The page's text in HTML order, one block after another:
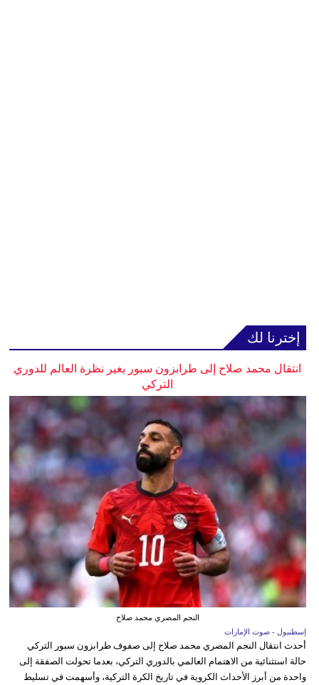
إخترنا لك
انتقال محمد صلاح إلى طرابزون سبور يغير نظرة العالم للدوري
التركي
النجم المصري محمد صلاح
إسطنبول - صوت الإمارات
أحدث انتقال النجم المصري محمد صلاح إلى صفوف طرابزون سبور التركي
حالة استثنائية من الاهتمام العالمي بالدوري التركي، بعدما تحولت الصفقة إلى
واحدة من أبرز الأحداث الكروية في تاريخ الكرة التركية، وأسهمت في تسليط